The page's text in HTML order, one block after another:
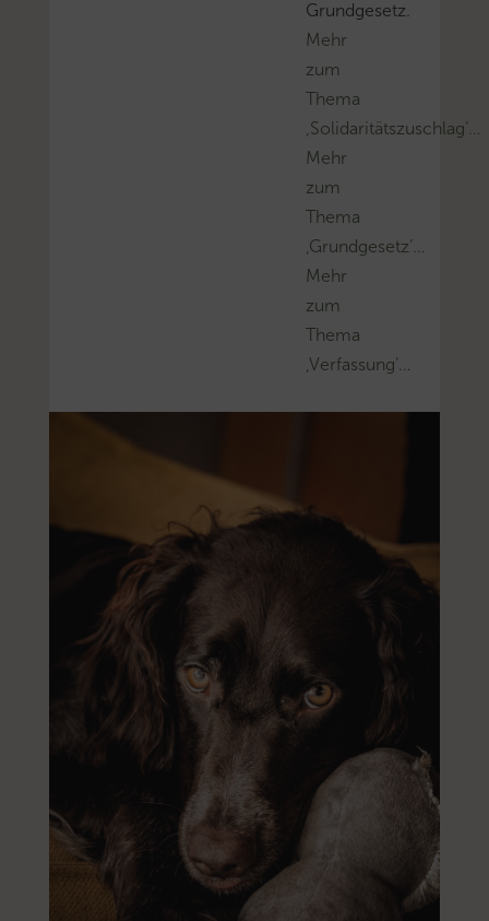
Grundgesetz.
Mehr
zum
Thema
‚Solidaritätszuschlag’…
Mehr
zum
Thema
‚Grundgesetz’…
Mehr
zum
Thema
‚Verfassung’…